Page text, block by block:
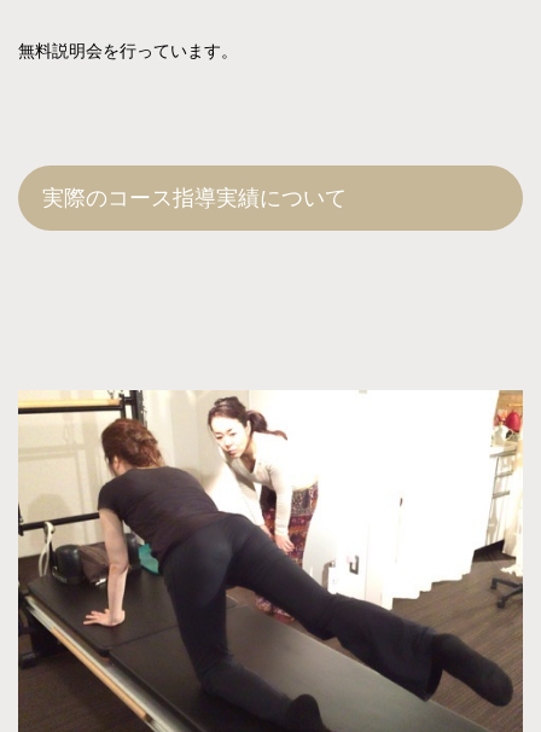
無料説明会を行っています。
実際のコース指導実績について